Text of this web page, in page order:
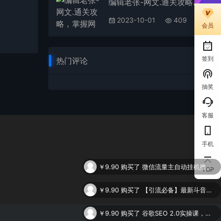
编辑老张-网文.通关攻略，掌握网文创作技巧，快速提升创作收益
2023-10-01 409
热门评论
会员
签到
抽奖
客服
手机
TOP
￥9.90 购买了 微信流量主自动挂机推广，轻松日入900+，简单易上手，做就有收益。
￥9.90 购买了 【引流必备】最新斗音全功能全自动引流脚本，解放双手自动引流精准粉
￥9.90 购买了 谷歌SEO 2.0实操课，独立站询盘自由必备，基于2023谷歌最新算法录制（94节